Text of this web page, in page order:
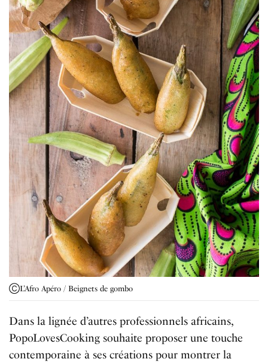
ⒸL’Afro Apéro / Beignets de gombo
Dans la lignée d’autres professionnels africains,
PopoLovesCooking souhaite proposer une touche
contemporaine à ses créations pour montrer la